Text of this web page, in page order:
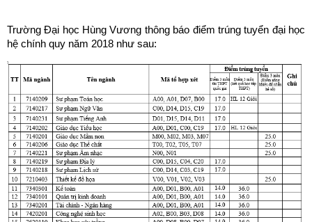
Trường Đại học Hùng Vương thông báo điểm trúng tuyển đại học
hệ chính quy năm 2018 như sau: